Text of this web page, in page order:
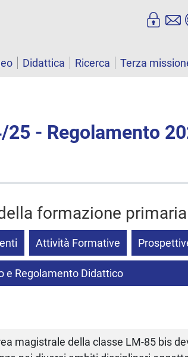
Didattica Ricerca Terza
- Regolamento
formazione primaria
Attività Formative
e Regolamento Didattico
magistrale della classe LM-85 bis